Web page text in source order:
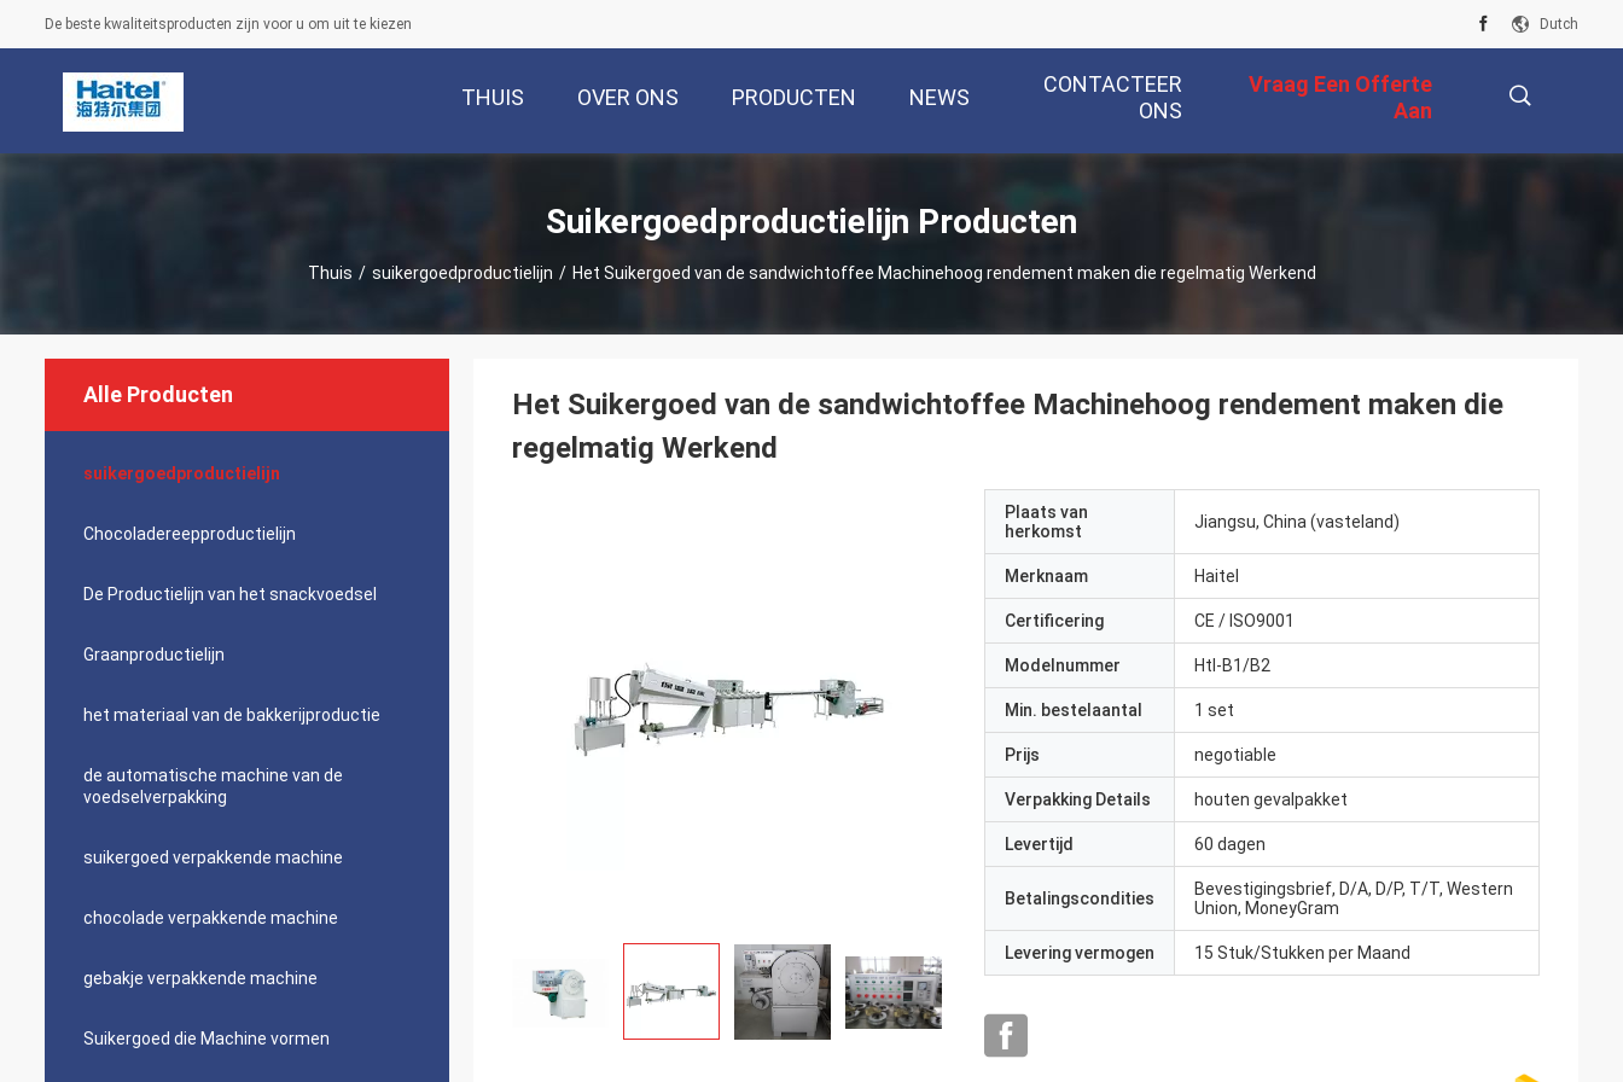
De beste kwaliteitsproducten zijn voor u om uit te kiezen Dutch
THUIS OVER ONS PRODUCTEN NEWS
CONTACTEER
ONS
Vraag Een Offerte
Aan
Suikergoedproductielijn Producten
Thuis / suikergoedproductielijn / Het Suikergoed van de sandwichtoffee Machinehoog rendement maken die regelmatig Werkend
Alle Producten
suikergoedproductielijn
Chocoladereepproductielijn
De Productielijn van het snackvoedsel
Graanproductielijn
het materiaal van de bakkerijproductie
de automatische machine van de
voedselverpakking
suikergoed verpakkende machine
chocolade verpakkende machine
gebakje verpakkende machine
Suikergoed die Machine vormen
Het Suikergoed van de sandwichtoffee Machinehoog rendement maken die
regelmatig Werkend
Plaats van
herkomst
Jiangsu, China (vasteland)
Merknaam Haitel
Certificering CE / ISO9001
Modelnummer Htl-B1/B2
Min. bestelaantal 1 set
Prijs negotiable
Verpakking Details houten gevalpakket
Levertijd 60 dagen
Betalingscondities
Bevestigingsbrief, D/A, D/P, T/T, Western
Union, MoneyGram
Levering vermogen 15 Stuk/Stukken per Maand